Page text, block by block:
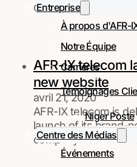
Entreprise
À propos d'AFR-
Notre Équipe
Carrières
Témoignages
Niger Poste
Centre des Médias
Événements
of the Art Internet
AFR-IX telecom
new website
avril 21, 2020
AFR-IX telecom is
launch of its brand-
company has